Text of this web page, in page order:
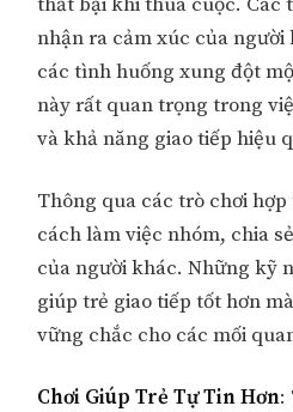
nhận ra cảm xúc của
các tình huống xung đột
này rất quan trọng trong
và khả năng giao tiếp hiệu
Thông qua các trò chơi
cách làm việc nhóm, chia
của người khác. Những kỹ
giúp trẻ giao tiếp tốt hơn
vững chắc cho các mối
Chơi Giúp Trẻ Tự Tin Hơn: